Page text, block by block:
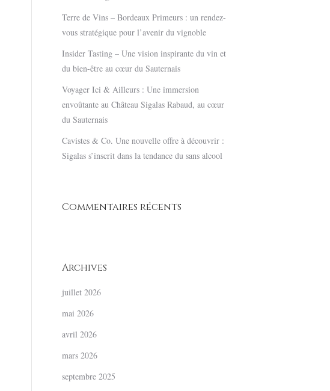
Terre de Vins – Bordeaux Primeurs : un rendez-
vous stratégique pour l’avenir du vignoble
Insider Tasting – Une vision inspirante du vin et
du bien-être au cœur du Sauternais
Voyager Ici & Ailleurs : Une immersion
envoûtante au Château Sigalas Rabaud, au cœur
du Sauternais
Cavistes & Co. Une nouvelle offre à découvrir :
Sigalas s’inscrit dans la tendance du sans alcool
Commentaires récents
Archives
juillet 2026
mai 2026
avril 2026
mars 2026
septembre 2025